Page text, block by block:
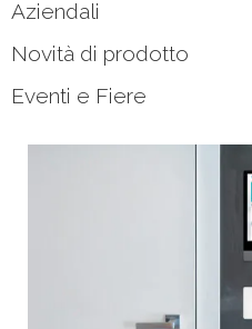
Aziendali
Novità di prodotto
Eventi e Fiere